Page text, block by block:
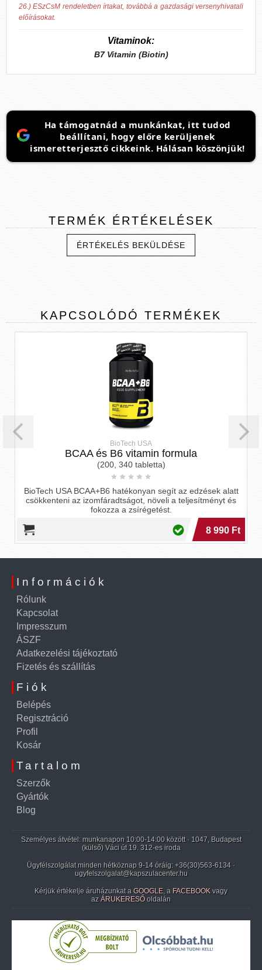
26.) ESzCsM rendeletben írtakat, továbbá a gazdasági versenyhivatali
előírásokat.
Vitaminok:
B7 Vitamin (Biotin)
Ha támogatnád a munkánkat, itt tudod
beállítani, hogy előre kerüljenek
ismeretterjesztő cikkeink. Hálásan köszönjük!
TERMÉK ÉRTÉKELÉSEK
ÉRTÉKELÉS BEKÜLDÉSE
KAPCSOLÓDÓ TERMÉKEK
BioTech USA
BCAA és B6 vitamin formula
(200, 340 tabletta)
BioTech USA BCAA+B6 hatékonyan segít az edzések alatt
csökkenteni az izomfáradtságot, növeli a teljesítményt és
fokozza a zsírégetést.
8 990 Ft
Információk
Rólunk
Kapcsolat
Impresszum
ÁSZF
Adatkezelési tájékoztató
Fizetés és szállítás
Fiók
Belépés
Regisztráció
Profil
Kosár
Tartalom
Szerzők
Gyártók
Blog
Személyes átvétel: munkanapon 10:00-14:00 között · 1047, Budapest
(külső) Váci út 19. 312-es iroda
Ügyfélszolgálat minden hétköznap 9-14 óráig: +36(30)563-6134 ·
ugyfelszolgalat@kapszulacenter.hu
Kérjük értékelje áruházunkat a GOOGLE, a FACEBOOK vagy
az ÁRUKERESŐ oldalán